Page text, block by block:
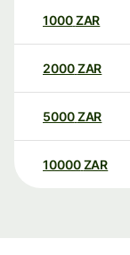
1000ZAR
2000ZAR
5000ZAR
10000 ZAR